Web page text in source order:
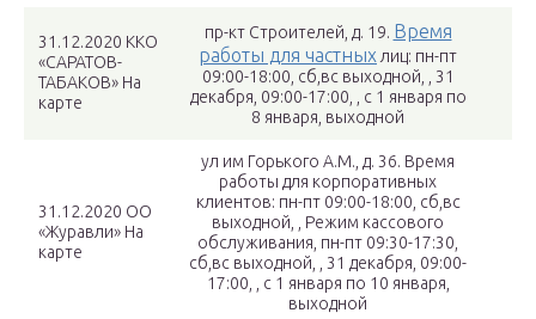
31.12.2020 ККО
«САРАТОВ-
ТАБАКОВ» На
карте
пр-кт Строителей, д. 19. Время
работы для частных лиц: пн-пт
09:00-18:00, сб,вс выходной, , 31
декабря, 09:00-17:00, , с 1 января по
8 января, выходной
31.12.2020 ОО
«Журавли» На
карте
ул им Горького А.М., д. 36. Время
работы для корпоративных
клиентов: пн-пт 09:00-18:00, сб,вс
выходной, , Режим кассового
обслуживания, пн-пт 09:30-17:30,
сб,вс выходной, , 31 декабря, 09:00-
17:00, , с 1 января по 10 января,
выходной